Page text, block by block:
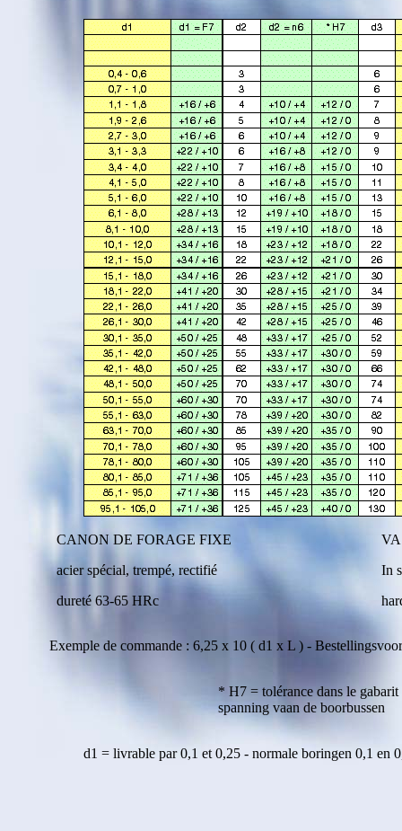
CANON DE FORAGE FIXE
acier spécial, trempé, rectifié
dureté 63-65 HRc
In
Exemple de commande : 6,25 x 10 ( d1 x L ) -
* H7 = tolérance dans le
spanning vaan de boorbussen
d1 = livrable par 0,1 et 0,25 - normale boringen 0,1 en